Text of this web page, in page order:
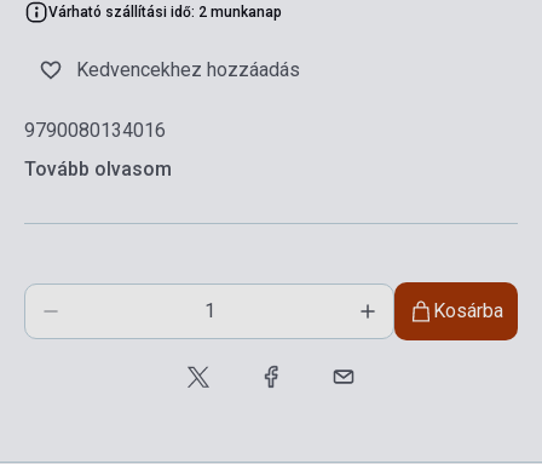
Várható szállítási idő: 2 munkanap
Kedvencekhez hozzáadás
9790080134016
Tovább olvasom
Kosárba